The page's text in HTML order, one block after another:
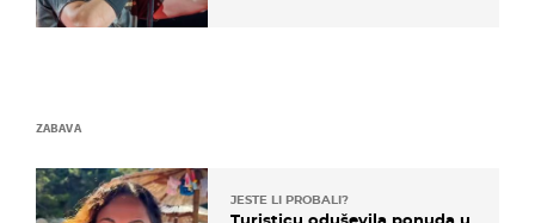
ZABAVA
JESTE LI PROBALI?